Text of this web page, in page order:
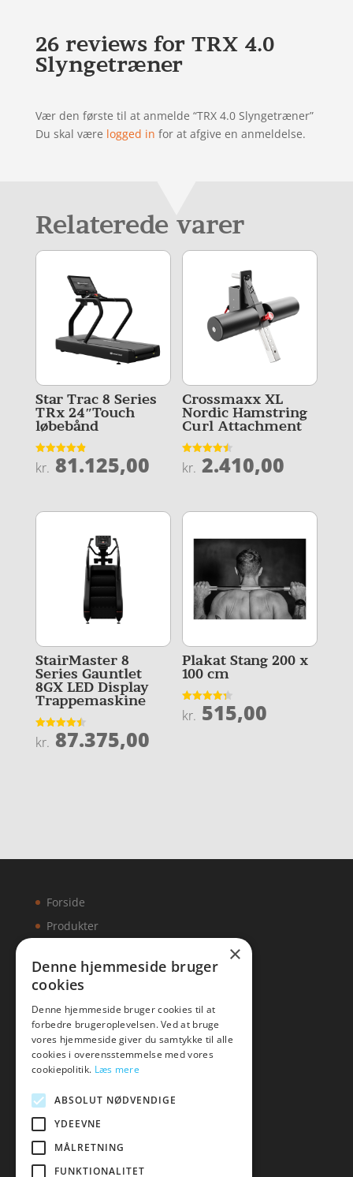
26 reviews for TRX 4.0
Slyngetræner
Vær den første til at anmelde “TRX 4.0 Slyngetræner”
Du skal være logged in for at afgive en anmeldelse.
Relaterede varer
Star Trac 8 Series
TRx 24″Touch
løbebånd
Vurderet
4.9
kr. 81.125,00
Crossmaxx XL
Nordic Hamstring
Curl Attachment
Vurderet
4.5
kr. 2.410,00
StairMaster 8
Series Gauntlet
8GX LED Display
Trappemaskine
Vurderet
4.5
kr. 87.375,00
Plakat Stang 200 x
100 cm
Vurderet
4.3
kr. 515,00
Forside
Produkter
Artikler
Malawigruppen
Mail:hej@malawigruppen.dk
×
Denne hjemmeside bruger
cookies
Denne hjemmeside bruger cookies til at
forbedre brugeroplevelsen. Ved at bruge
vores hjemmeside giver du samtykke til alle
cookies i overensstemmelse med vores
cookiepolitik. Læs mere
ABSOLUT NØDVENDIGE
YDEEVNE
MÅLRETNING
FUNKTIONALITET